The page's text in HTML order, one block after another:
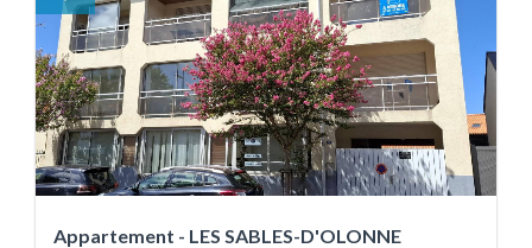
de
coeur
Appartement - LES SABLES-D'OLONNE